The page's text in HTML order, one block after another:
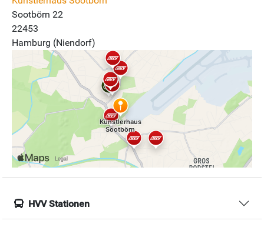
Sootbörn 22
22453
Hamburg (Niendorf)
HVV Stationen